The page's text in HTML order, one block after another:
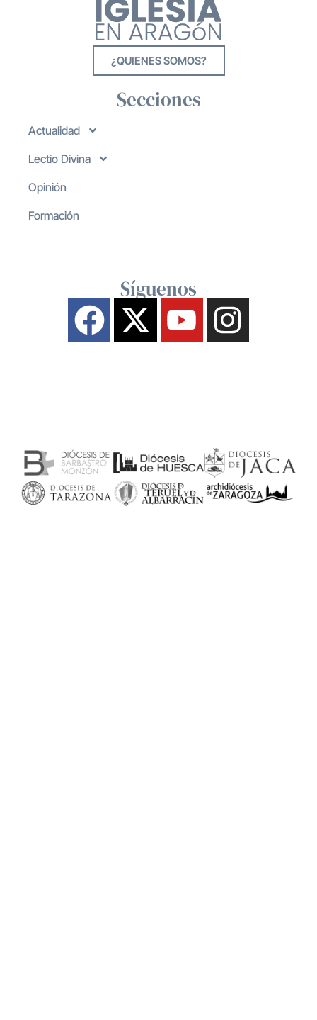
¿QUIENES SOMOS?
Secciones
Actualidad
Lectio Divina
Opinión
Formación
Síguenos